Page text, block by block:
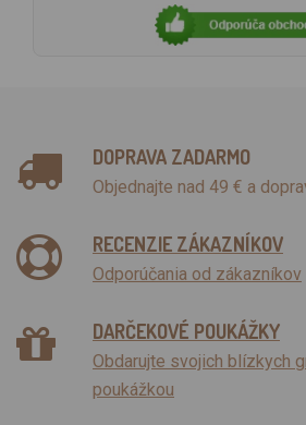
DOPRAVA ZADARMO
Objednajte nad 49 € a
RECENZIE ZÁKAZNÍKOV
Odporúčania od zákazníkov
DARČEKOVÉ POUKÁŽKY
Obdarujte svojich blízkych
poukážkou